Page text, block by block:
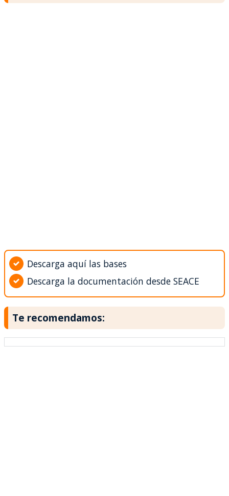
Descarga aquí las bases
Descarga la documentación desde SEACE
Te recomendamos: